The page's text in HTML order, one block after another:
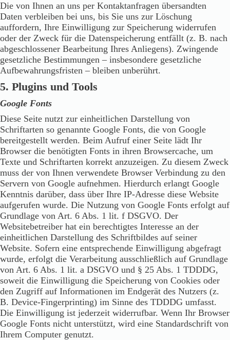
Die von Ihnen an uns per Kontaktanfragen übersandten
Daten verbleiben bei uns, bis Sie uns zur Löschung
auffordern, Ihre Einwilligung zur Speicherung widerrufen
oder der Zweck für die Datenspeicherung entfällt (z. B. nach
abgeschlossener Bearbeitung Ihres Anliegens). Zwingende
gesetzliche Bestimmungen – insbesondere gesetzliche
Aufbewahrungsfristen – bleiben unberührt.
5. Plugins und Tools
Google Fonts
Diese Seite nutzt zur einheitlichen Darstellung von
Schriftarten so genannte Google Fonts, die von Google
bereitgestellt werden. Beim Aufruf einer Seite lädt Ihr
Browser die benötigten Fonts in ihren Browsercache, um
Texte und Schriftarten korrekt anzuzeigen. Zu diesem Zweck
muss der von Ihnen verwendete Browser Verbindung zu den
Servern von Google aufnehmen. Hierdurch erlangt Google
Kenntnis darüber, dass über Ihre IP-Adresse diese Website
aufgerufen wurde. Die Nutzung von Google Fonts erfolgt auf
Grundlage von Art. 6 Abs. 1 lit. f DSGVO. Der
Websitebetreiber hat ein berechtigtes Interesse an der
einheitlichen Darstellung des Schriftbildes auf seiner
Website. Sofern eine entsprechende Einwilligung abgefragt
wurde, erfolgt die Verarbeitung ausschließlich auf Grundlage
von Art. 6 Abs. 1 lit. a DSGVO und § 25 Abs. 1 TDDDG,
soweit die Einwilligung die Speicherung von Cookies oder
den Zugriff auf Informationen im Endgerät des Nutzers (z.
B. Device-Fingerprinting) im Sinne des TDDDG umfasst.
Die Einwilligung ist jederzeit widerrufbar. Wenn Ihr Browser
Google Fonts nicht unterstützt, wird eine Standardschrift von
Ihrem Computer genutzt.